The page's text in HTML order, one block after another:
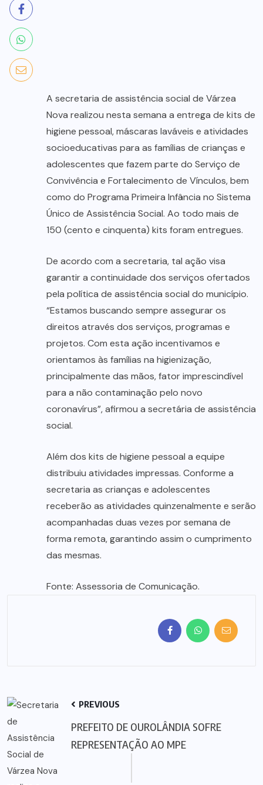
A secretaria de assistência social de Várzea
Nova realizou nesta semana a entrega de kits de
higiene pessoal, máscaras laváveis e atividades
socioeducativas para as famílias de crianças e
adolescentes que fazem parte do Serviço de
Convivência e Fortalecimento de Vínculos, bem
como do Programa Primeira Infância no Sistema
Único de Assistência Social. Ao todo mais de
150 (cento e cinquenta) kits foram entregues.
De acordo com a secretaria, tal ação visa
garantir a continuidade dos serviços ofertados
pela política de assistência social do município.
“Estamos buscando sempre assegurar os
direitos através dos serviços, programas e
projetos. Com esta ação incentivamos e
orientamos às famílias na higienização,
principalmente das mãos, fator imprescindível
para a não contaminação pelo novo
coronavírus”, afirmou a secretária de assistência
social.
Além dos kits de higiene pessoal a equipe
distribuiu atividades impressas. Conforme a
secretaria as crianças e adolescentes
receberão as atividades quinzenalmente e serão
acompanhadas duas vezes por semana de
forma remota, garantindo assim o cumprimento
das mesmas.
Fonte: Assessoria de Comunicação.
PREVIOUS
PREFEITO DE OUROLÂNDIA SOFRE
REPRESENTAÇÃO AO MPE